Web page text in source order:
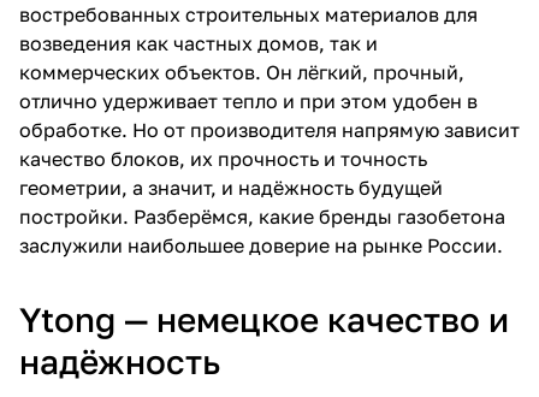
востребованных строительных материалов для
возведения как частных домов, так и
коммерческих объектов. Он лёгкий, прочный,
отлично удерживает тепло и при этом удобен в
обработке. Но от производителя напрямую зависит
качество блоков, их прочность и точность
геометрии, а значит, и надёжность будущей
постройки. Разберёмся, какие бренды газобетона
заслужили наибольшее доверие на рынке России.
Ytong — немецкое качество и
надёжность